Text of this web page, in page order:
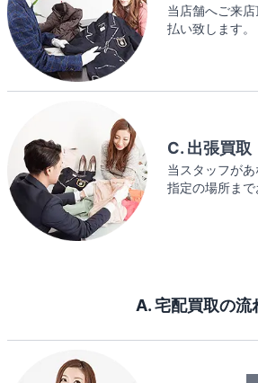
当店舗へご来
払い致します。
C. 出張買取
当スタッフが
指定の場所まで
A. 宅配買取の流